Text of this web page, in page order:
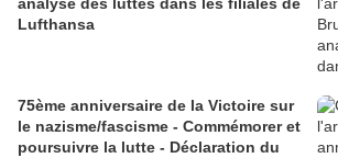
Lufthansa
75ème anniversaire de la Victoire sur
le nazisme/fascisme - Commémorer et
poursuivre la lutte - Déclaration du